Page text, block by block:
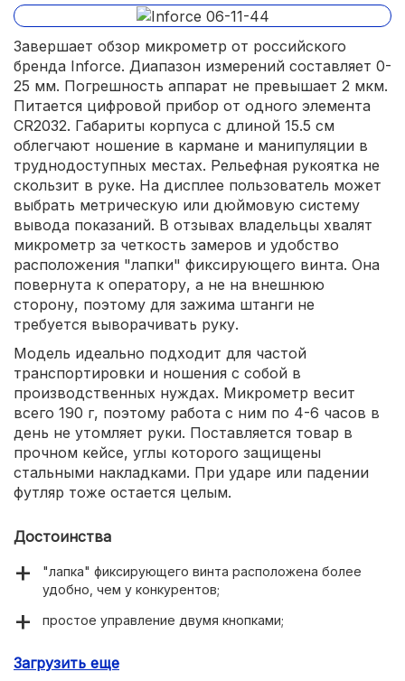
Завершает обзор микрометр от российского
бренда Inforce. Диапазон измерений составляет 0-
25 мм. Погрешность аппарат не превышает 2 мкм.
Питается цифровой прибор от одного элемента
CR2032. Габариты корпуса с длиной 15.5 см
облегчают ношение в кармане и манипуляции в
труднодоступных местах. Рельефная рукоятка не
скользит в руке. На дисплее пользователь может
выбрать метрическую или дюймовую систему
вывода показаний. В отзывах владельцы хвалят
микрометр за четкость замеров и удобство
расположения "лапки" фиксирующего винта. Она
повернута к оператору, а не на внешнюю
сторону, поэтому для зажима штанги не
требуется выворачивать руку.
Модель идеально подходит для частой
транспортировки и ношения с собой в
производственных нуждах. Микрометр весит
всего 190 г, поэтому работа с ним по 4-6 часов в
день не утомляет руки. Поставляется товар в
прочном кейсе, углы которого защищены
стальными накладками. При ударе или падении
футляр тоже остается целым.
Достоинства
"лапка" фиксирующего винта расположена более
удобно, чем у конкурентов;
простое управление двумя кнопками;
Загрузить еще